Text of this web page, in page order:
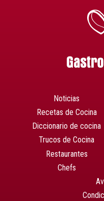
Noticias
Recetas de Cocina
Diccionario de cocina
Trucos de Cocina
Restaurantes
Chefs